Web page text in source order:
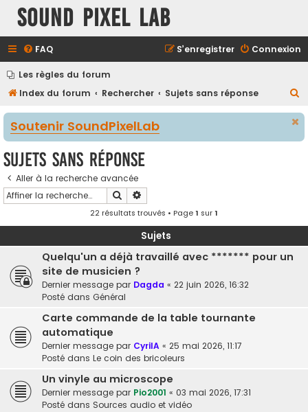
Sound Pixel Lab
FAQ Connexion
S’enregistrer
Les règles du forum
Index du forum
Rechercher Sujets sans réponse
e
Soutenir SoundPixelLab
Sujets sans réponse
Aller à la recherche avancée
Rechercher
22 résultats trouvés • Page1 sur1
Sujets
Quelqu'un a déjà travaillé avec ******* pour un
site de musicien ?
Dernier message par Dagda « 22 juin 2026, 16:32
Posté dans Général
Carte commande de la table tournante
automatique
Dernier message par CyrilA « 25 mai 2026, 11:17
Posté dans Le coin des bricoleurs
Un vinyle au microscope
Dernier message par Pio2001 « 03 mai 2026, 17:31
Posté dans Sources audio et vidéo